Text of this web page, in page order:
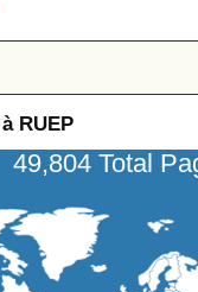
RUEP
49,804 Total